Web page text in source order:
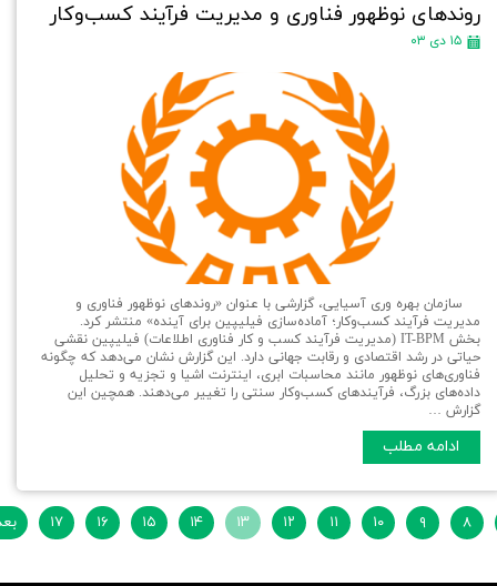
روندهای نوظهور فناوری و مدیریت فرآیند کسب‌وکار
۱۵ دی ۰۳
سازمان بهره وری آسیایی، گزارشی با عنوان «روندهای نوظهور فناوری و
مدیریت فرآیند کسب‌وکار؛ آماده‌سازی فیلیپین برای آینده» منتشر کرد.
بخش IT-BPM (مدیریت فرآیند کسب و کار فناوری اطلاعات) فیلیپین نقشی
حیاتی در رشد اقتصادی و رقابت جهانی دارد. این گزارش نشان می‌دهد که چگونه
فناوری‌های نوظهور مانند محاسبات ابری، اینترنت اشیا و تجزیه و تحلیل
داده‌های بزرگ، فرآیندهای کسب‌وکار سنتی را تغییر می‌دهند. همچین این
گزارش …
ادامه مطلب
۸ ۹ ۱۰ ۱۱ ۱۲ ۱۳ ۱۴ ۱۵ ۱۶ ۱۷